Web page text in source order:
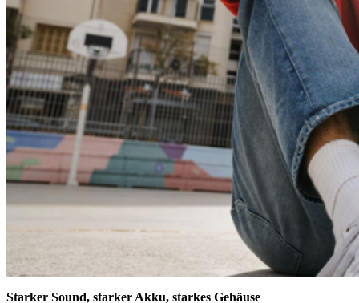
Starker Sound, starker Akku, starkes Gehäuse